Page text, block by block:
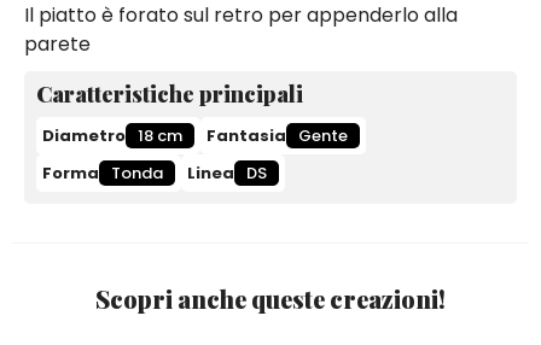
Il piatto è forato sul retro per appenderlo alla
parete
Caratteristiche principali
Diametro 18 cm Fantasia
Gente
Forma
Tonda Linea DS
Scopri anche queste creazioni!